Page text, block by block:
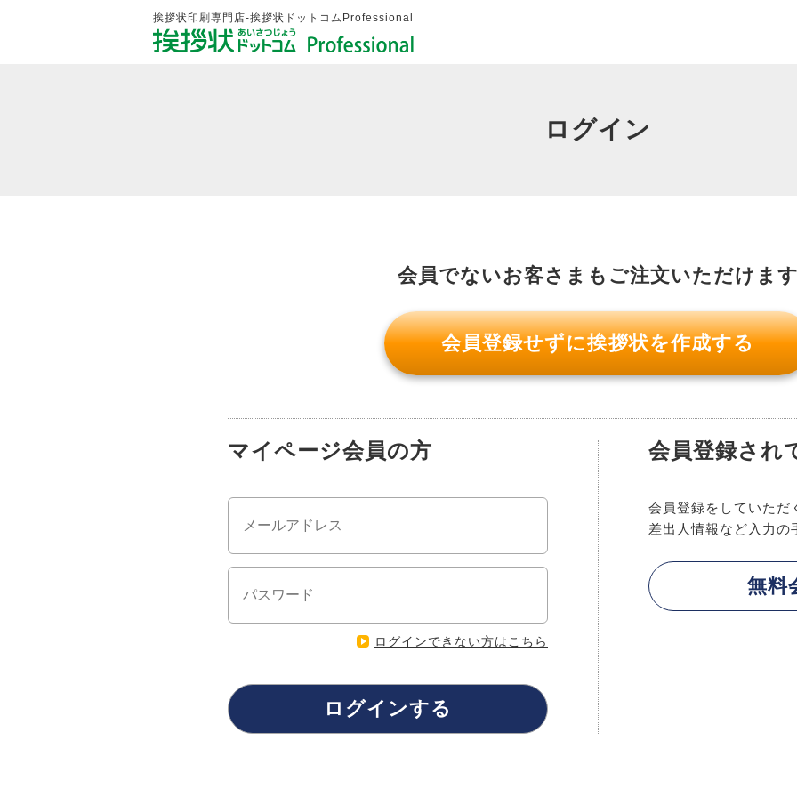
挨拶状印刷専門店-挨拶状ドットコムProfessional
ログイン
会員でないお客さまも ご注文いただけま
マイページ会員の方
ログインできない方はこちら
会員登録され
会員登録をしていただ
差出人情報など入力の